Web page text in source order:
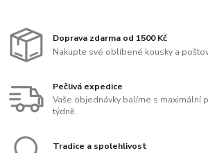
Doprava zdarma od 1500 Kč
Nakupte své oblíbené kousky a
Pečlivá expedice
Vaše objednávky balíme s maximální
týdně.
Tradice a spolehlivost